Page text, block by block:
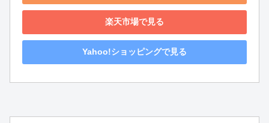
楽天市場で見る
Yahoo!ショッピングで見る